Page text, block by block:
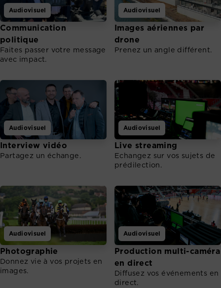
Audiovisuel
Communication
politique
Faites passer votre message
avec impact.
Audiovisuel
Images aériennes par
drone
Prenez un angle différent.
Audiovisuel
Interview vidéo
Partagez un échange.
Audiovisuel
Live streaming
Echangez sur vos sujets de
prédilection.
Audiovisuel
Photographie
Donnez vie à vos projets en
images.
Audiovisuel
Production multi-caméra
en direct
Diffusez vos événements en
direct.